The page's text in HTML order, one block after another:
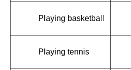
Playing basketball
Playing tennis